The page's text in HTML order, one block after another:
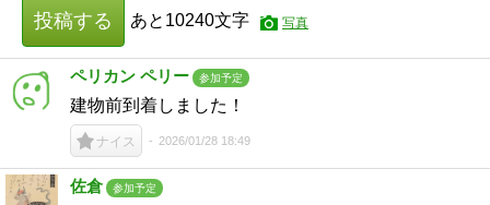
投稿する あと 10240文字 写真
ペリカン ペリー 参加予定
建物前到着しました！
ナイス 2026/01/28 18:49
佐倉 参加予定